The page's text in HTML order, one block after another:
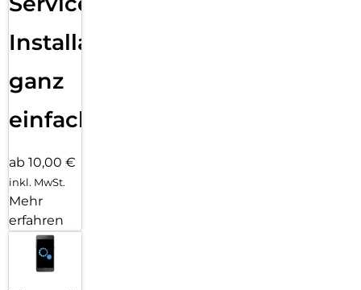
Installation
ganz
einfach
ab 10,00 €
inkl. MwSt.
Mehr
erfahren